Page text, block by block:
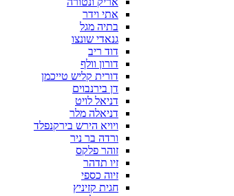
אתי וידר
בתיה מגל
גנאדי שונצו
דוד ריב
דורון וולף
דורית קליש טייכמן
דן בירנבוים
דניאל לויט
דניאלה מלר
ויויא הירש בירקנפלד
ורדה בר ניר
זוהר פלקס
זיו תדהר
זיוה כספי
חגית קזיניץ